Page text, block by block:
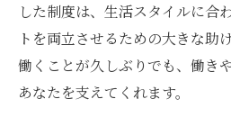
した制度は、生活スタイルに合
トを両立させるための大きな助
働くことが久しぶりでも、働き
あなたを支えてくれます。